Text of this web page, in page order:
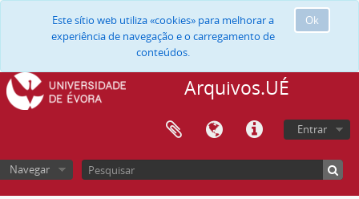
Ok
Este sítio web utiliza «cookies» para melhorar a
experiência de navegação e o carregamento de
conteúdos.
Arquivos.UÉ
Entrar
Navegar